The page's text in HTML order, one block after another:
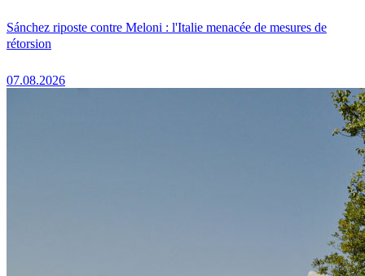
Sánchez riposte contre Meloni : l'Italie menacée de mesures de
rétorsion
07.08.2026